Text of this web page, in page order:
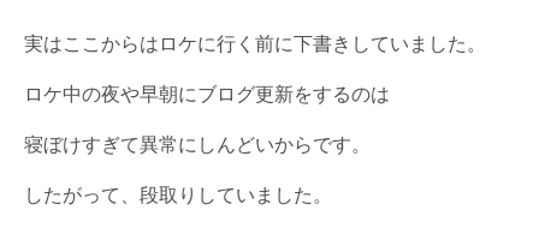
実はここからはロケに行く前に下書きしていました。
ロケ中の夜や早朝にブログ更新をするのは
寝ぼけすぎて異常にしんどいからです。
したがって、段取りしていました。